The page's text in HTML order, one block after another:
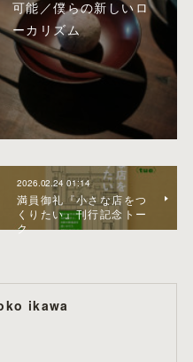
可能／僕らの新しいロ
ーカリズム
2026.02.24 01:14
満員御礼『小さな店をつ
くりたい』刊行記念トー
ク
ikawa